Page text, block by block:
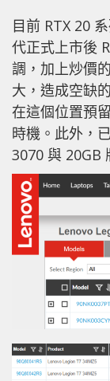
目前 RTX 20
代正式上市後
調，加上炒價
大，造成空缺
在這個位置預
時機。此外，
3070 與 20GB